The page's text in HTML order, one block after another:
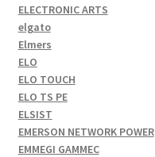
ELECTRONIC ARTS
elgato
Elmers
ELO
ELO TOUCH
ELO TS PE
ELSIST
EMERSON NETWORK POWER
EMMEGI GAMMEC